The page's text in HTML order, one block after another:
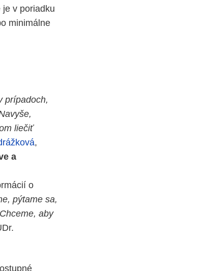
v poriadku
minimálne
prípadoch,
liečiť
,
a
o
pýtame sa,
aby